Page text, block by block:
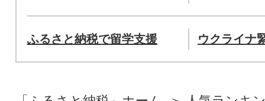
ふるさと納税で留学支援 ウクライナ